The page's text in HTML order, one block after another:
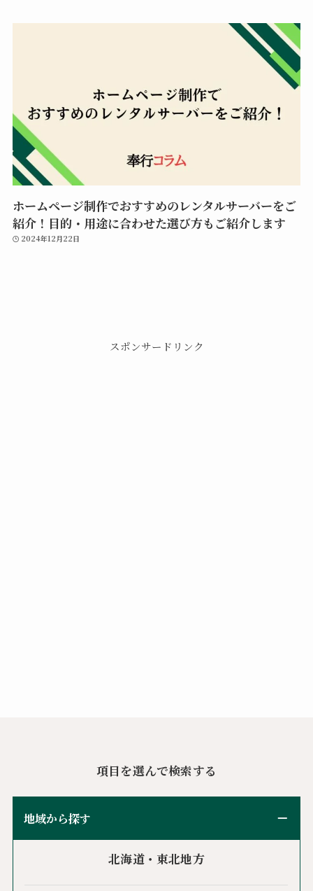
ホームページ制作でおすすめのレンタルサーバーをご
紹介！目的・用途に合わせた選び方もご紹介します
2024年12月22日
スポンサードリンク
項目を選んで検索する
地域から探す
北海道・東北地方